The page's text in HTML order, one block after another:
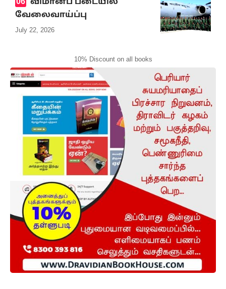
விமானப் படையில்
வேலைவாய்ப்பு
July 22, 2026
10% Discount on all books